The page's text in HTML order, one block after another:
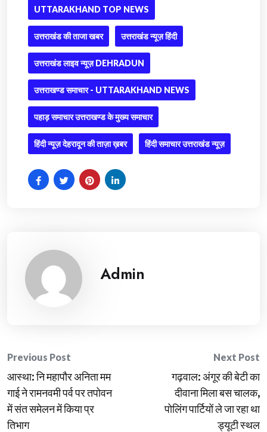
UTTARAKHAND TOP NEWS
उत्तराखंड की ताजा खबर उत्तराखंड न्यूज़ हिंदी
उत्तराखंड लाइव न्यूज़ DEHRADUN
उत्तराखण्ड समाचार - UTTARAKHAND NEWS
पहाड़ समाचार उत्तराखण्ड के मुख्य समाचार
हिंदी न्यूज़ देहरादून की ताज़ा ख़बर हिंदी समाचार उत्तराखंड न्यूज़
Admin
Post
navigation
Previous Post
आस्था: नि महापौर अनिता मम
गाई ने रामनवमी पर्व पर तपोवन
में संत समेलन में किया प्र
तिभाग
Next Post
गढ़वाल: अंगूर की बेटी का
दीवाना मिला बस चालक,
पोलिंग पार्टियों ले जा रहा था
ड्यूटी स्थल